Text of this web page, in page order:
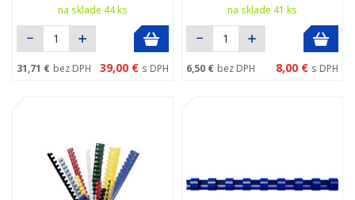
na sklade 44 ks
31,71 € bez DPH 39,00 € s DPH
na sklade 41 ks
6,50 € bez DPH 8,00 € s DPH